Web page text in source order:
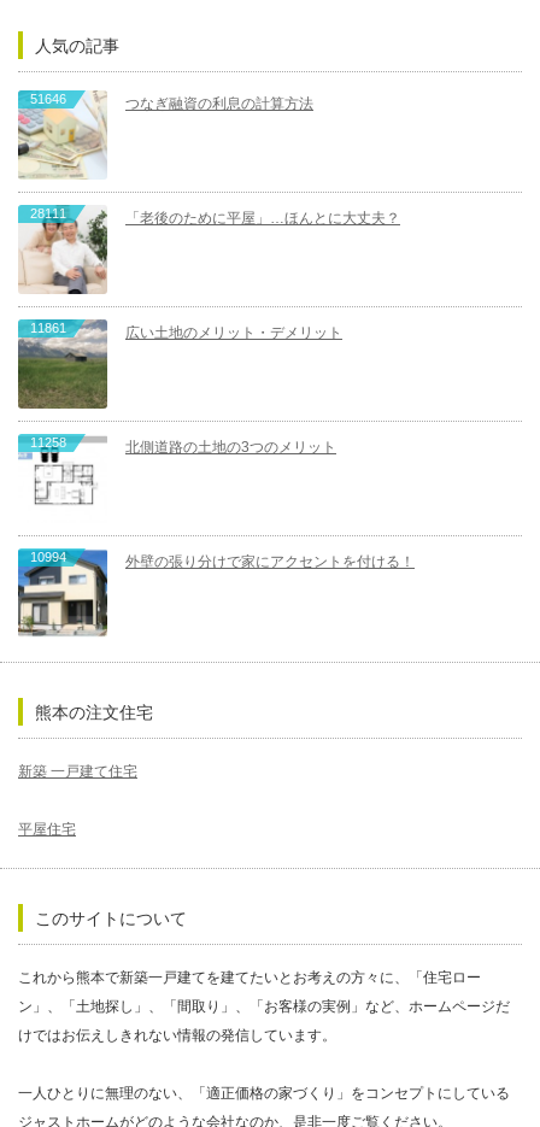
人気の記事
51646 つなぎ融資の利息の計算方法
28111 「老後のために平屋」…ほんとに大丈夫？
11861 広い土地のメリット・デメリット
11258 北側道路の土地の3つのメリット
10994 外壁の張り分けで家にアクセントを付ける！
熊本の注文住宅
新築 一戸建て住宅
平屋住宅
このサイトについて
これから熊本で新築一戸建てを建てたいとお考えの方々に、「住宅ロー
ン」、「土地探し」、「間取り」、「お客様の実例」など、ホームページだ
けではお伝えしきれない情報の発信しています。
一人ひとりに無理のない、「適正価格の家づくり」をコンセプトにしている
ジャストホームがどのような会社なのか、是非一度ご覧ください。